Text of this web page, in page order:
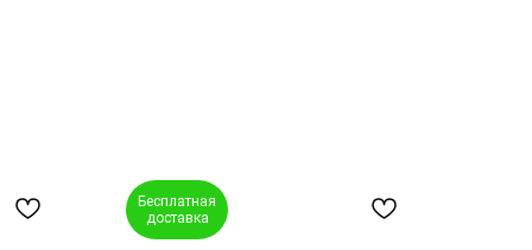
Бесплатная
доставка